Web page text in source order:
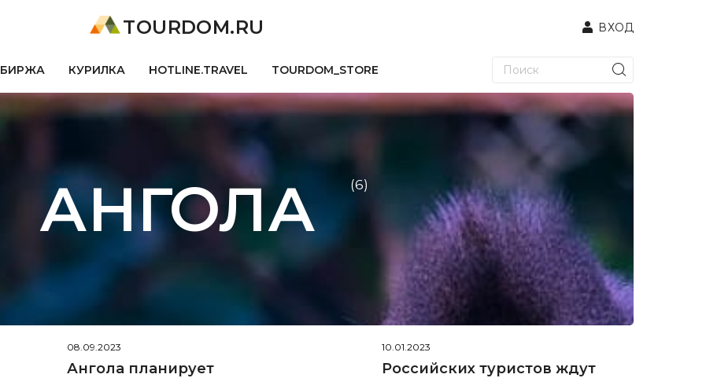
TOURDOM.RU ВХОД
БИРЖА КУРИЛКА HOTLINE.TRAVEL TOURDOM_STORE
АНГОЛА (6)
08.09.2023
Ангола планирует
10.01.2023
Российских туристов ждут